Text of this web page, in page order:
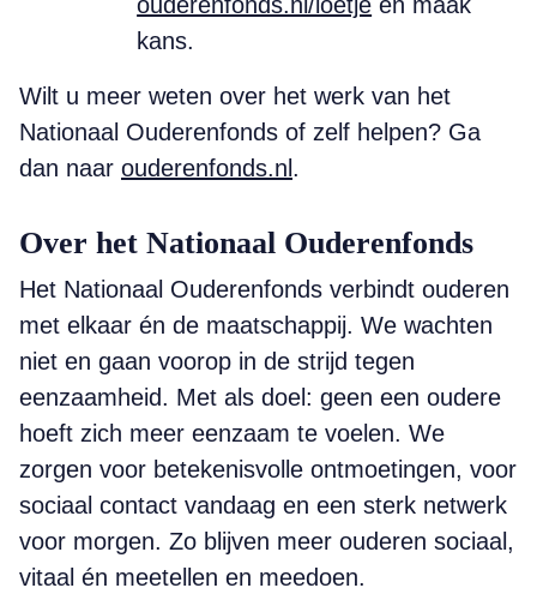
kans.
Wilt u meer weten over het werk van het
Nationaal Ouderenfonds of zelf helpen? Ga
dan naar ouderenfonds.nl .
Over het Nationaal Ouderenfonds
Het Nationaal Ouderenfonds verbindt ouderen
met elkaar én de maatschappij. We wachten
niet en gaan voorop in de strijd tegen
eenzaamheid. Met als doel: geen een oudere
hoeft zich meer eenzaam te voelen. We
zorgen voor betekenisvolle ontmoetingen, voor
sociaal contact vandaag en een sterk netwerk
voor morgen. Zo blijven meer ouderen sociaal,
vitaal én meetellen en meedoen.